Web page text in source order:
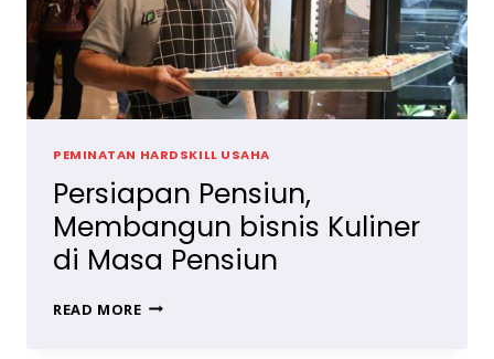
PEMINATAN HARDSKILL USAHA
Persiapan Pensiun,
Membangun bisnis Kuliner
di Masa Pensiun
READ MOREPERSIAPAN